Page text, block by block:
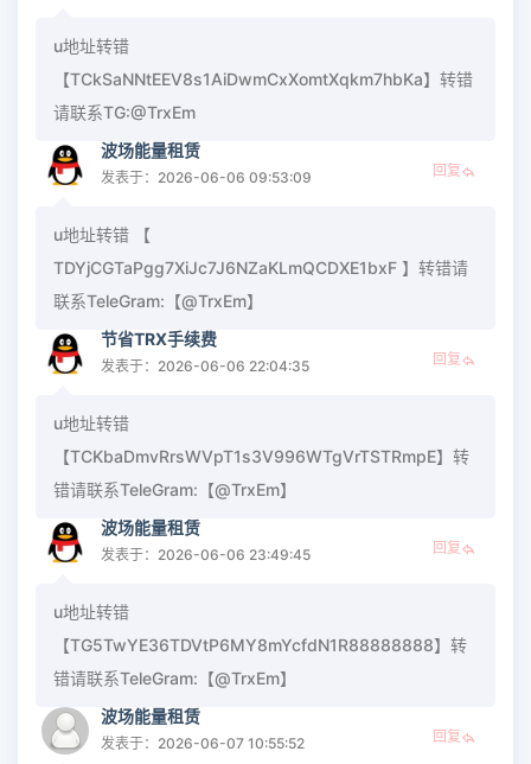
u地址转错
【TCkSaNNtEEV8s1AiDwmCxXomtXqkm7hbKa】转错
请联系TG:@TrxEm
波场能量租赁
发表于：2026-06-06 09:53:09 回复
u地址转错 【
TDYjCGTaPgg7XiJc7J6NZaKLmQCDXE1bxF 】转错请
联系TeleGram:【@TrxEm】
节省TRX手续费
发表于：2026-06-06 22:04:35 回复
u地址转错
【TCKbaDmvRrsWVpT1s3V996WTgVrTSTRmpE】转
错请联系TeleGram:【@TrxEm】
波场能量租赁
发表于：2026-06-06 23:49:45 回复
u地址转错
【TG5TwYE36TDVtP6MY8mYcfdN1R88888888】转
错请联系TeleGram:【@TrxEm】
波场能量租赁
发表于：2026-06-07 10:55:52 回复